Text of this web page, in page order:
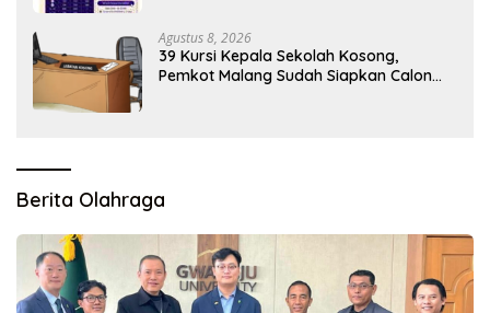
Agustus 8, 2026
39 Kursi Kepala Sekolah Kosong,
Pemkot Malang Sudah Siapkan Calon
Berita Olahraga